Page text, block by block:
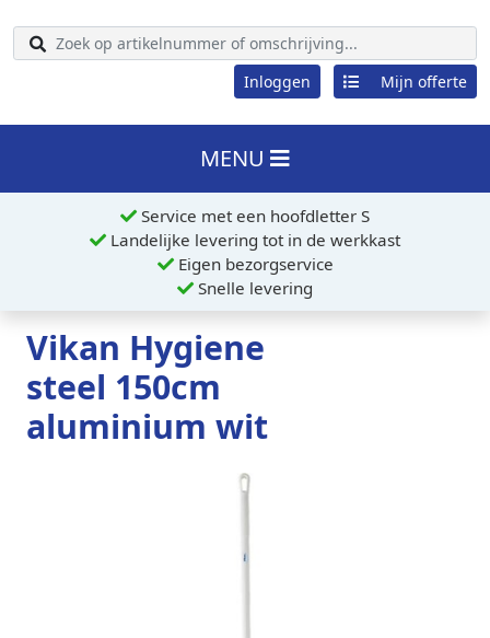
Inloggen Mijn offerte
MENU
Service met een hoofdletter S
Landelijke levering tot in de werkkast
Eigen bezorgservice
Snelle levering
Vikan Hygiene
steel 150cm
aluminium wit